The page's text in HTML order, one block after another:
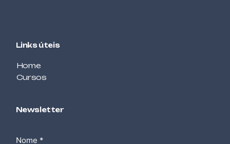
ELETRICISTA DE REDES DE DISTRIBUIÇÃO DE
ENERGIA ELÉTRICA
ELETRICISTA INSTALADOR PREDIAL DE BAIXA
Links úteis
Home
Cursos
Newsletter